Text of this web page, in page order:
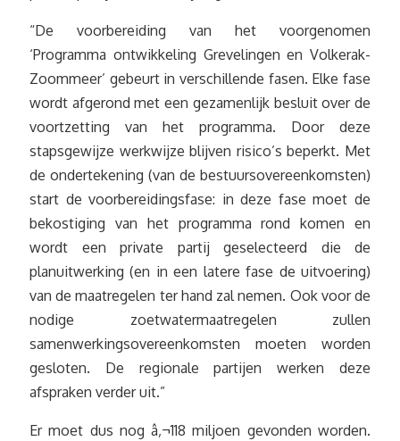
“De voorbereiding van het voorgenomen
‘Programma ontwikkeling Grevelingen en Volkerak-
Zoommeer’ gebeurt in verschillende fasen. Elke fase
wordt afgerond met een gezamenlijk besluit over de
voortzetting van het programma. Door deze
stapsgewijze werkwijze blijven risico’s beperkt. Met
de ondertekening (van de bestuursovereenkomsten)
start de voorbereidingsfase: in deze fase moet de
bekostiging van het programma rond komen en
wordt een private partij geselecteerd die de
planuitwerking (en in een latere fase de uitvoering)
van de maatregelen ter hand zal nemen. Ook voor de
nodige zoetwatermaatregelen zullen
samenwerkingsovereenkomsten moeten worden
gesloten. De regionale partijen werken deze
afspraken verder uit.”
Er moet dus nog â‚¬118 miljoen gevonden worden.